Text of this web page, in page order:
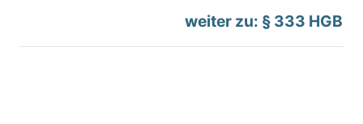
weiter zu: § 333 HGB